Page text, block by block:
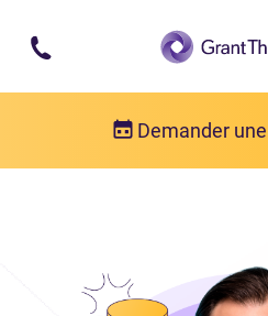
Passer au contenu
Demander